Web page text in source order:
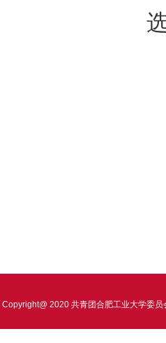
Copyright@ 2020 共青团合肥工业大学委